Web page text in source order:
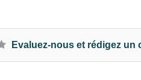
Evaluez-nous et rédigez un